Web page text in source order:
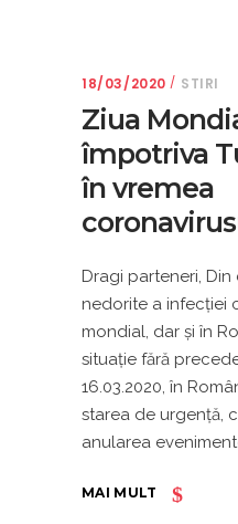
18/03/2020 STIRI
Ziua
împotriva
în vremea
Dragi parteneri,
nedorite a infecției
mondial, dar și în
situație fără
16.03.2020, în
starea de urgență,
anularea
MAI MULT